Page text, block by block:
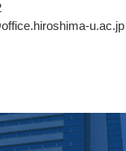
u.ac.jp